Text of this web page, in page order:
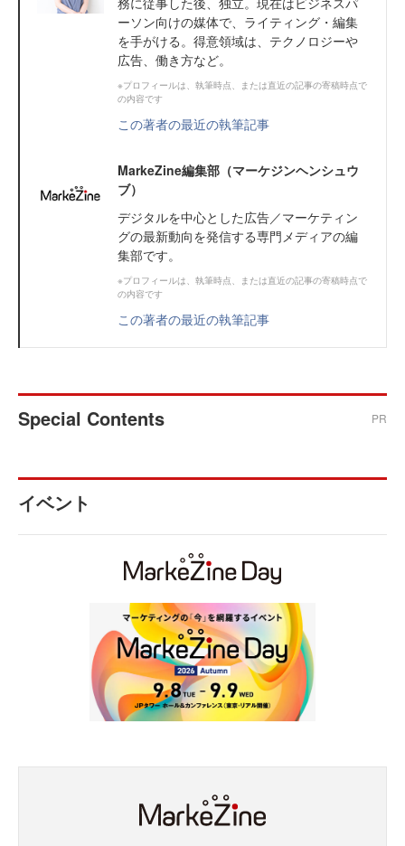
ーソン向けの媒体で、ライティング・編集
を手がける。得意領域は、テクノロジーや
広告、働き方など。
※プロフィールは、執筆時点、または直近の記事の寄稿時点で
の内容です
この著者の最近の執筆記事
MarkeZine編集部（マーケジンヘンシュウ
ブ）
デジタルを中心とした広告／マーケティン
グの最新動向を発信する専門メディアの編
集部です。
※プロフィールは、執筆時点、または直近の記事の寄稿時点で
の内容です
この著者の最近の執筆記事
Special Contents PR
イベント